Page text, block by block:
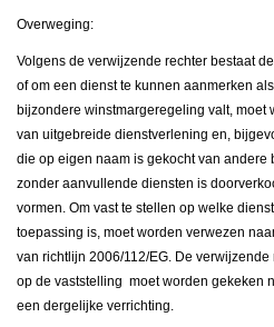
Overweging:
Volgens de verwijzende rechter bestaat
of om een dienst te kunnen aanmerken
bijzondere winstmargeregeling valt, moet
van uitgebreide dienstverlening en,
die op eigen naam is gekocht van
zonder aanvullende diensten is
vormen. Om vast te stellen op welke
toepassing is, moet worden verwezen
van richtlijn 2006/112/EG. De
op de vaststelling moet worden gekeken
een dergelijke verrichting.